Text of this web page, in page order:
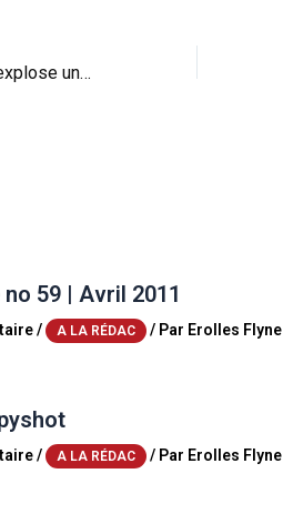
Insolite : une Citroën C3 explose une station de lavage automatique !
59 | Avril 2011
/ A LA RÉDAC / Par Erolles Flyne
/ A LA RÉDAC / Par Erolles Flyne